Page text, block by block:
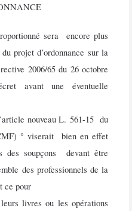
sera
encore plus
projet d’ordonnance sur la
2006/65 du 26 octobre
avant une éventuelle
nouveau L. 561-15 du
° viserait
bien en effet
des soupçons
devant être
des professionnels de la
ce pour
livres ou les opérations